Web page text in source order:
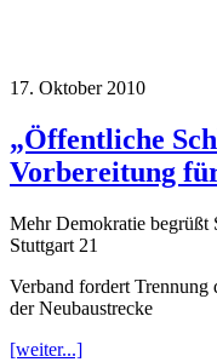
17. Oktober 2010
„Öffentliche
Vorbereitung
Mehr Demokratie begrüßt
Stuttgart 21
Verband fordert Trennung
der Neubaustrecke
[weiter...]